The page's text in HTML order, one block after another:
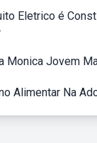
Eletrico é
Monica Jovem
Alimentar Na